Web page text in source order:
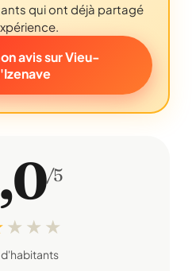
qui ont déjà partagé
avis sur Vieu-
/5
★ ★ ★
d'habitants